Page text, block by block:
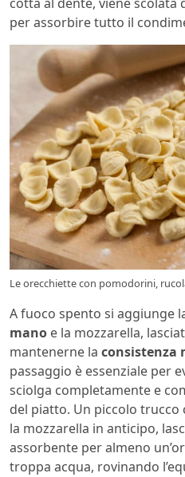
per assorbire tutto il
Le orecchiette con pomodorini,
A fuoco spento si aggiunge
mano e la mozzarella,
mantenerne la consistenza
passaggio è essenziale per
sciolga completamente e
del piatto. Un piccolo
la mozzarella in anticipo,
assorbente per almeno
troppa acqua, rovinando